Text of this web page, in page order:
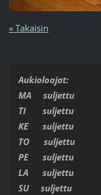
« Takaisin
Aukioloajat:
MA suljettu
TI suljettu
KE suljettu
TO suljettu
PE suljettu
LA suljettu
SU suljettu